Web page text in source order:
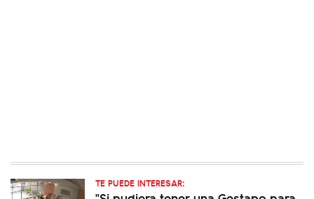
TE PUEDE INTERESAR: